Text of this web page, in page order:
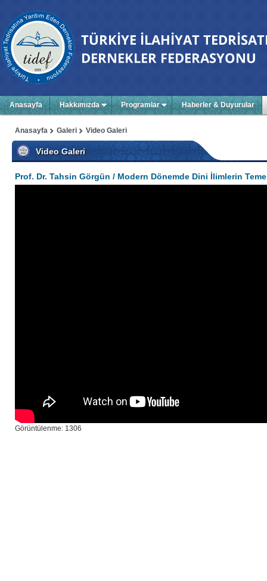
Anasayfa Hakkımızda Programlar Haberler & Duyurular
Video Galeri
Galeri
Anasayfa
Video Galeri
Prof. Dr. Tahsin Görgün / Modern Dönemde Dini İlimlerin
Görüntülenme: 1306